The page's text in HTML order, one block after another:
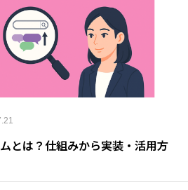
とは？仕組みから実装・活用方